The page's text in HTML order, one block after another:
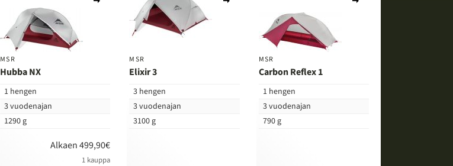
MSR
Hubba NX
1 hengen
3 vuodenajan
1290 g
Alkaen 499,90€
1 kauppa
vertailuun
MSR
Elixir 3
3 hengen
3 vuodenajan
3100 g
MSR
Carbon Reflex 1
1 hengen
3 vuodenajan
790 g